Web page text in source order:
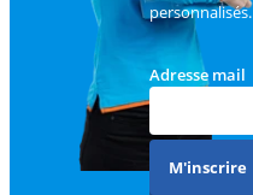
personnalisés.
Adresse mail
M'inscrire